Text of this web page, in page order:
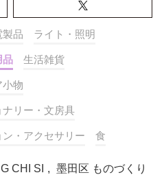
製品 ライト・照明
品 生活雑貨
小物
ナリー・文房具
・アクセサリー 食
CHI SI , 墨田区 ものづくり